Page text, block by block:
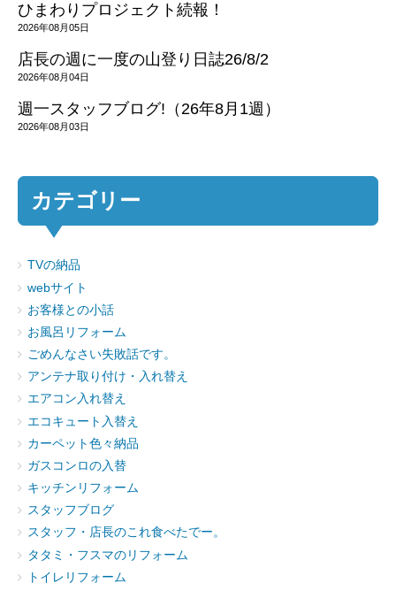
ひまわりプロジェクト続報！
2026年08月05日
店長の週に一度の山登り日誌26/8/2
2026年08月04日
週一スタッフブログ!（26年8月1週）
2026年08月03日
カテゴリー
TVの納品
webサイト
お客様との小話
お風呂リフォーム
ごめんなさい失敗話です。
アンテナ取り付け・入れ替え
エアコン入れ替え
エコキュート入替え
カーペット色々納品
ガスコンロの入替
キッチンリフォーム
スタッフブログ
スタッフ・店長のこれ食べたでー。
タタミ・フスマのリフォーム
トイレリフォーム